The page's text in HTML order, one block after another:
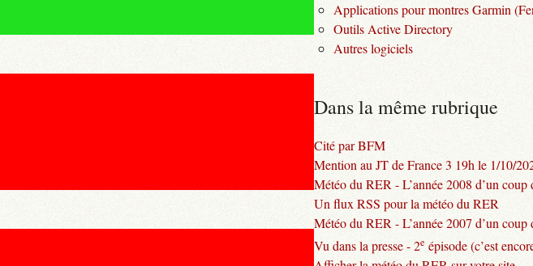
Applications pour montres Garmin
Outils Active Directory
Autres logiciels
Dans la même rubrique
Cité par BFM
Mention au JT de France 3 19h le 1/10/
Météo du RER - L’année 2008 d’un coup
Un flux RSS pour la météo du RER
Météo du RER - L’année 2007 d’un coup
Vu dans la presse - 2e épisode (c’est